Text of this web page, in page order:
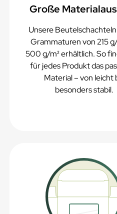
Große
Unsere Beutelschachteln
Grammaturen von 215
500 g/m² erhältlich. So
für jedes Produkt das
Material – von leicht
besonders stabil.